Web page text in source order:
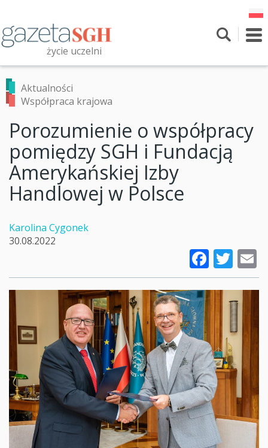
treści
życie uczelni
Przeszukaj witrynę
Aktualności
Współpraca krajowa
Porozumienie o współpracy
pomiędzy SGH i Fundacją
Amerykańskiej Izby
Handlowej w Polsce
Karolina Cygonek
30.08.2022